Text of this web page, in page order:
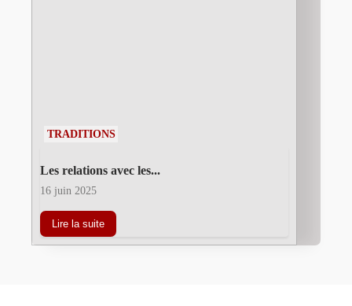
TRADITIONS
Les relations avec les...
16 juin 2025
Lire la suite